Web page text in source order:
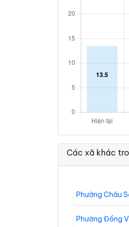
Các xã khác
Phường Châu
Phường Đồng